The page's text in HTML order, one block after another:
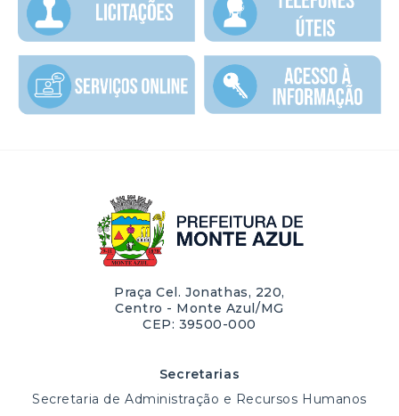
Praça Cel. Jonathas, 220,
Centro - Monte Azul/MG
CEP: 39500-000
Secretarias
Secretaria de Administração e Recursos Humanos